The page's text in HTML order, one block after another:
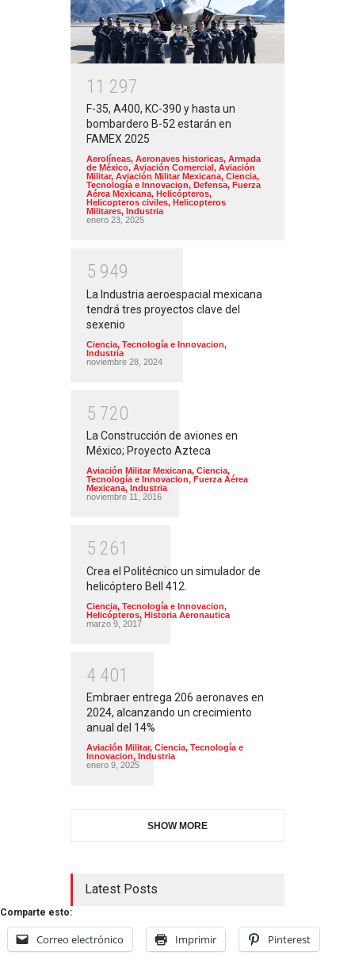
1 1 297
F-35, A400, KC-390 y hasta un
bombardero B-52 estarán en
FAMEX 2025
Aerolíneas, Aeronaves historicas, Armada
de México, Aviación Comercial, Aviación
Militar, Aviación Militar Mexicana, Ciencia,
Tecnología e Innovacion, Defensa, Fuerza
Aérea Mexicana, Helicópteros,
Helicopteros civiles, Helicopteros
Militares, Industria
enero 23, 2025
5 949
La Industria aeroespacial mexicana
tendrá tres proyectos clave del
sexenio
Ciencia, Tecnología e Innovacion,
Industria
noviembre 28, 2024
5 720
La Construcción de aviones en
México; Proyecto Azteca
Aviación Militar Mexicana, Ciencia,
Tecnología e Innovacion, Fuerza Aérea
Mexicana, Industria
noviembre 11, 2016
5 261
Crea el Politécnico un simulador de
helicóptero Bell 412.
Ciencia, Tecnología e Innovacion,
Helicópteros, Historia Aeronautica
marzo 9, 2017
4 401
Embraer entrega 206 aeronaves en
2024, alcanzando un crecimiento
anual del 14%
Aviación Militar, Ciencia, Tecnología e
Innovacion, Industria
enero 9, 2025
SHOW MORE
Latest Posts
Comparte esto:
Correo electrónico Imprimir Pinterest